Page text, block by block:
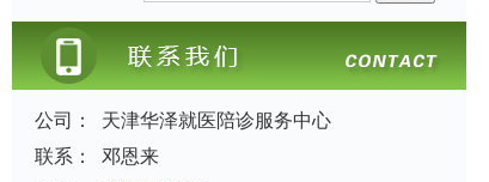
公司：
天津华泽就医陪诊服务中心
联系：
邓恩来